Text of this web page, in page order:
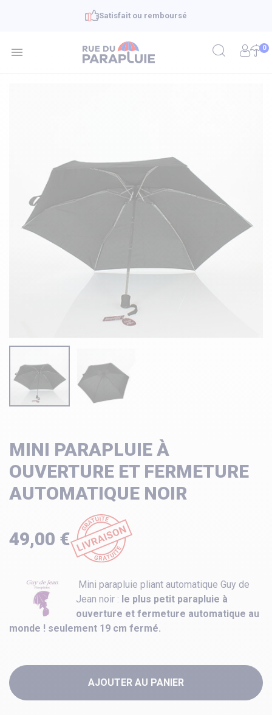
Satisfait ou remboursé
 0
MINI PARAPLUIE À
OUVERTURE ET FERMETURE
AUTOMATIQUE NOIR
49,00 €
Mini parapluie pliant automatique Guy de
Jean noir : le plus petit parapluie à
ouverture et fermeture automatique au
monde ! seulement 19 cm fermé.
AJOUTER AU PANIER